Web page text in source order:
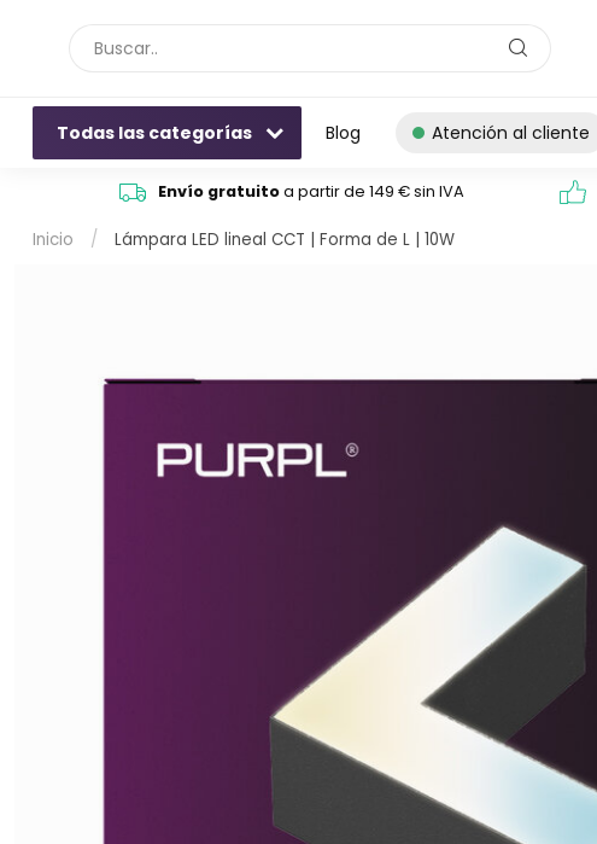
Todas las categorías Blog Atención al cliente
Envío gratuitoa partir de 149 € sin IVA
Inicio / Lámpara LED lineal CCT | Forma de L | 10W